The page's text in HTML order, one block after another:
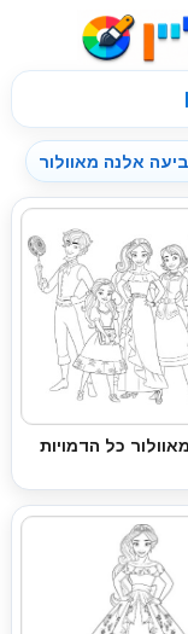
אלנה מאוולור
כל הדמויות